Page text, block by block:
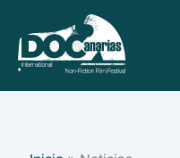
contenido